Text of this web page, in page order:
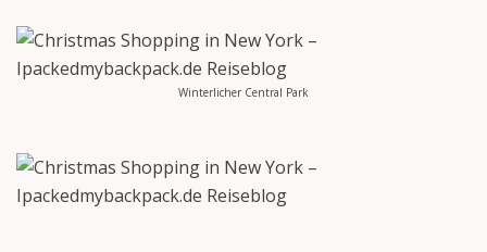
Winterlicher Central Park